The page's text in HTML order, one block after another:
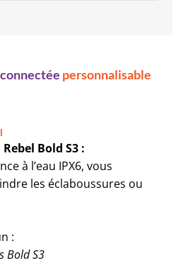
personnalisable
Bold S3 :
à l’eau IPX6, vous
les éclaboussures ou
:
Bold S3